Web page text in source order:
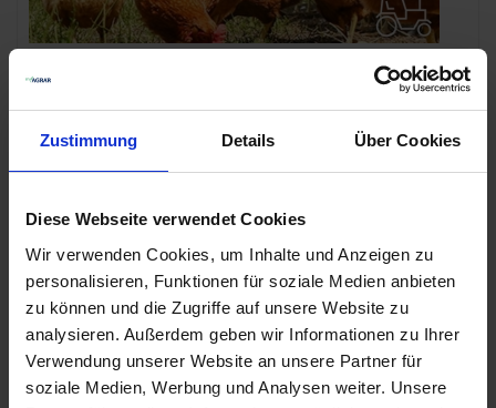
Zustimmung Details Über Cookies
Diese Webseite verwendet Cookies
Wir verwenden Cookies, um Inhalte und Anzeigen zu
personalisieren, Funktionen für soziale Medien anbieten
zu können und die Zugriffe auf unsere Website zu
analysieren. Außerdem geben wir Informationen zu Ihrer
Verwendung unserer Website an unsere Partner für
soziale Medien, Werbung und Analysen weiter. Unsere
Mobilstallhaltung im Sommer
Mobilställe sind in der Hühnerhaltung sehr beliebt. Sowohl
in der Direktvermarktung mit vielen Hühnern als auch in der
Durch das regelmäßige Versetzen des Mobilstalls, steht den
Hühnern immer frisches Grünfutter zur Verfügung und die ...
ZUM FACHBEITRAG